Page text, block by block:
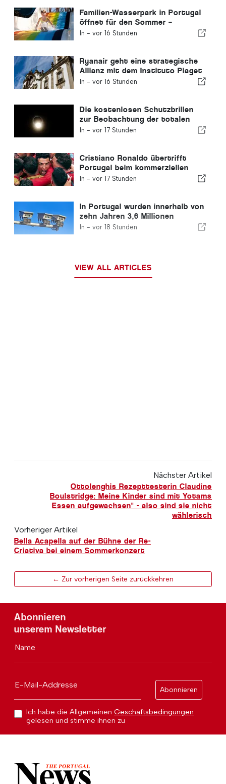
Familien-Wasserpark in Portugal
öffnet für den Sommer –
Eintrittskarten für 2 €
In - vor 16 Stunden
Ryanair geht eine strategische
Allianz mit dem Instituto Piaget
de Viseu ein, um
anzubieten
In - vor 16 Stunden
Die kostenlosen Schutzbrillen
zur Beobachtung der totalen
Sonnenfinsternis in Portugal
In - vor 17 Stunden
Cristiano Ronaldo übertrifft
Portugal beim kommerziellen
Wert
In - vor 17 Stunden
In Portugal wurden innerhalb von
zehn Jahren 3,6 Millionen
Autofahrer wegen
In - vor 18 Stunden
VIEW ALL ARTICLES
Nächster Artikel
Ottolenghis Rezepttesterin Claudine
Boulstridge: Meine Kinder sind mit Yotams
Essen aufgewachsen" - also sind sie nicht
wählerisch
Vorheriger Artikel
Bella Acapella auf der Bühne der Re-
Criativa bei einem Sommerkonzert
← Zur vorherigen Seite zurückkehren
Abonnieren
unserem Newsletter
Name
E-Mail-Addresse
Abonnieren
Ich habe die Allgemeinen Geschäftsbedingungen
gelesen und stimme ihnen zu